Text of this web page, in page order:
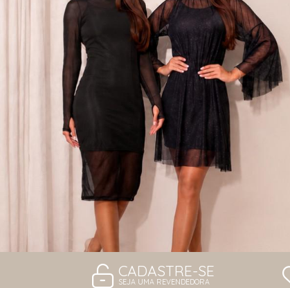
VESTIDOS
CADASTRE-SE
SEJA UMA REVENDEDORA